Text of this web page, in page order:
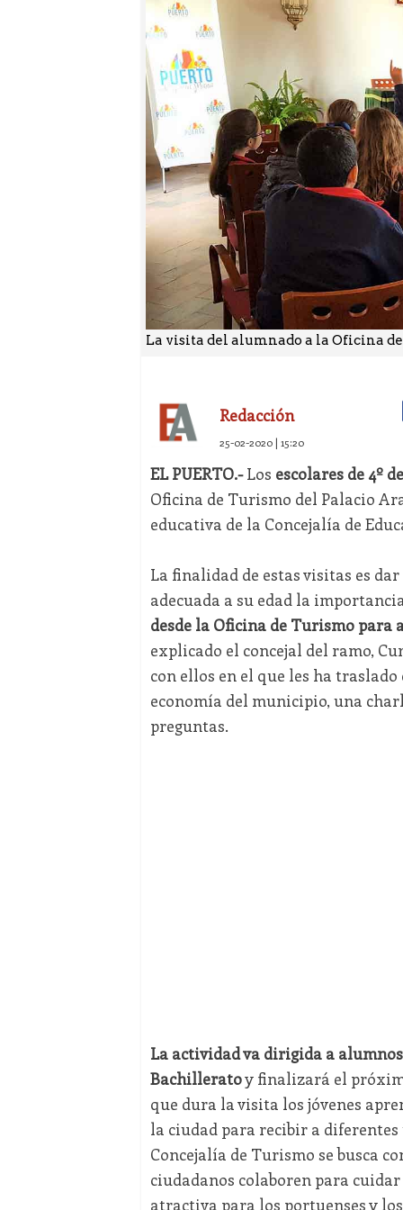
La visita del alumnado a la Oficina
Redacción
25-02-2020 | 15:20
EL PUERTO.-Los escolares de 4º
Oficina de Turismo del Palacio
educativa de la Concejalía de
La finalidad de estas visitas es
adecuada a su edad la
desde la Oficina de Turismo para
explicado el concejal del ramo,
con ellos en el que les ha
economía del municipio, una
preguntas.
La actividad va dirigida a alumnos
Bachilleratoy finalizará el
que dura la visita los jóvenes
la ciudad para recibir a
Concejalía de Turismo se busca
ciudadanos colaboren para
atractiva para los portuenses y